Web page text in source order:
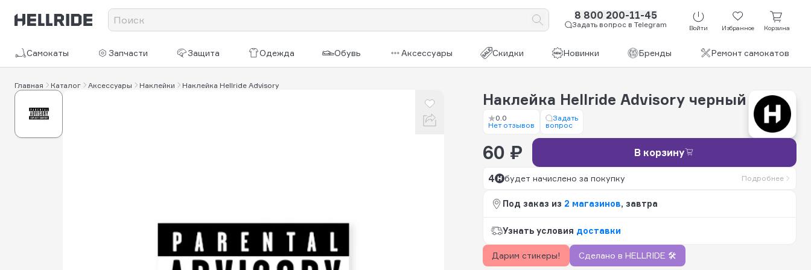
8 800 200-11-45
Задать вопрос в Telegram Войти Избранное Корзина
Самокаты Запчасти Защита Одежда Обувь Аксессуары Скидки Новинки Бренды Ремонт самокатов
Главная Каталог Аксессуары Наклейки Наклейка Hellride Advisory
Наклейка Hellride Advisory черный
0.0
Нет отзывов
Задать
вопрос
60 ₽ В корзину
4 будет начислено за покупку Подробнее
Под заказ из 2 магазинов, завтра
Узнать условия доставки
Дарим стикеры! Сделано в HELLRIDE 🛠️